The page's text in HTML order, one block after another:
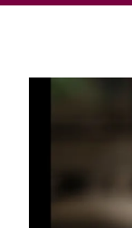
kontroliuoti